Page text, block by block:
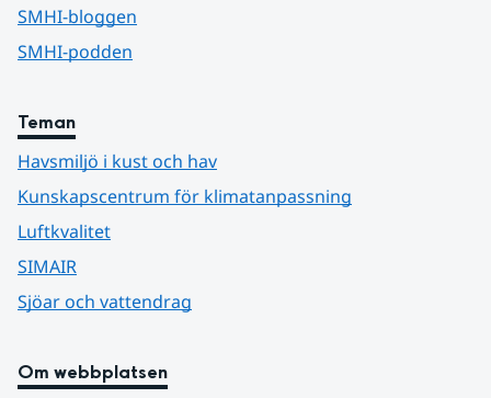
SMHI-bloggen
SMHI-podden
Teman
Havsmiljö i kust och hav
Kunskapscentrum för klimatanpassning
Luftkvalitet
SIMAIR
Sjöar och vattendrag
Om webbplatsen